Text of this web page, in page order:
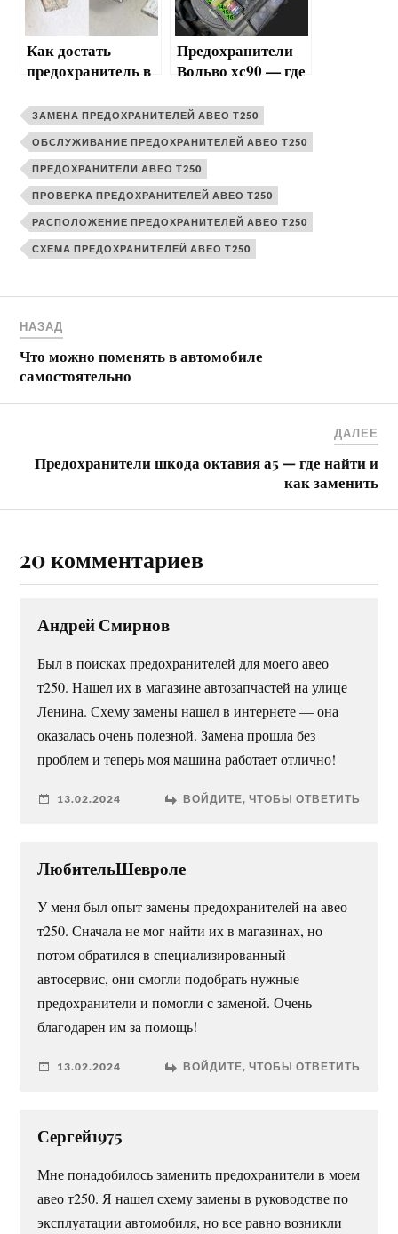
Как достать
предохранитель в
щипцов — советы
Предохранители
Вольво хс90 — где
поменять
ЗАМЕНА ПРЕДОХРАНИТЕЛЕЙ АВЕО Т250
ОБСЛУЖИВАНИЕ ПРЕДОХРАНИТЕЛЕЙ АВЕО Т250
ПРЕДОХРАНИТЕЛИ АВЕО Т250
ПРОВЕРКА ПРЕДОХРАНИТЕЛЕЙ АВЕО Т250
РАСПОЛОЖЕНИЕ ПРЕДОХРАНИТЕЛЕЙ АВЕО Т250
СХЕМА ПРЕДОХРАНИТЕЛЕЙ АВЕО Т250
НАЗАД
Что можно поменять в автомобиле
самостоятельно
ДАЛЕЕ
Предохранители шкода октавия а5 — где найти и
как заменить
20 комментариев
Андрей Смирнов
Был в поисках предохранителей для моего авео
т250. Нашел их в магазине автозапчастей на улице
Ленина. Схему замены нашел в интернете — она
оказалась очень полезной. Замена прошла без
проблем и теперь моя машина работает отлично!
13.02.2024 ВОЙДИТЕ, ЧТОБЫ ОТВЕТИТЬ
ЛюбительШевроле
У меня был опыт замены предохранителей на авео
т250. Сначала не мог найти их в магазинах, но
потом обратился в специализированный
автосервис, они смогли подобрать нужные
предохранители и помогли с заменой. Очень
благодарен им за помощь!
13.02.2024 ВОЙДИТЕ, ЧТОБЫ ОТВЕТИТЬ
Сергей1975
Мне понадобилось заменить предохранители в моем
авео т250. Я нашел схему замены в руководстве по
эксплуатации автомобиля, но все равно возникли